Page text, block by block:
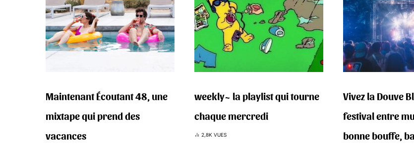
Maintenant Écoutant 48, une
mixtape qui prend des
vacances
weekly~ la playlist qui tourne
chaque mercredi
2,8K VUES
Vivez la Douve
festival entre
bonne bouffe,